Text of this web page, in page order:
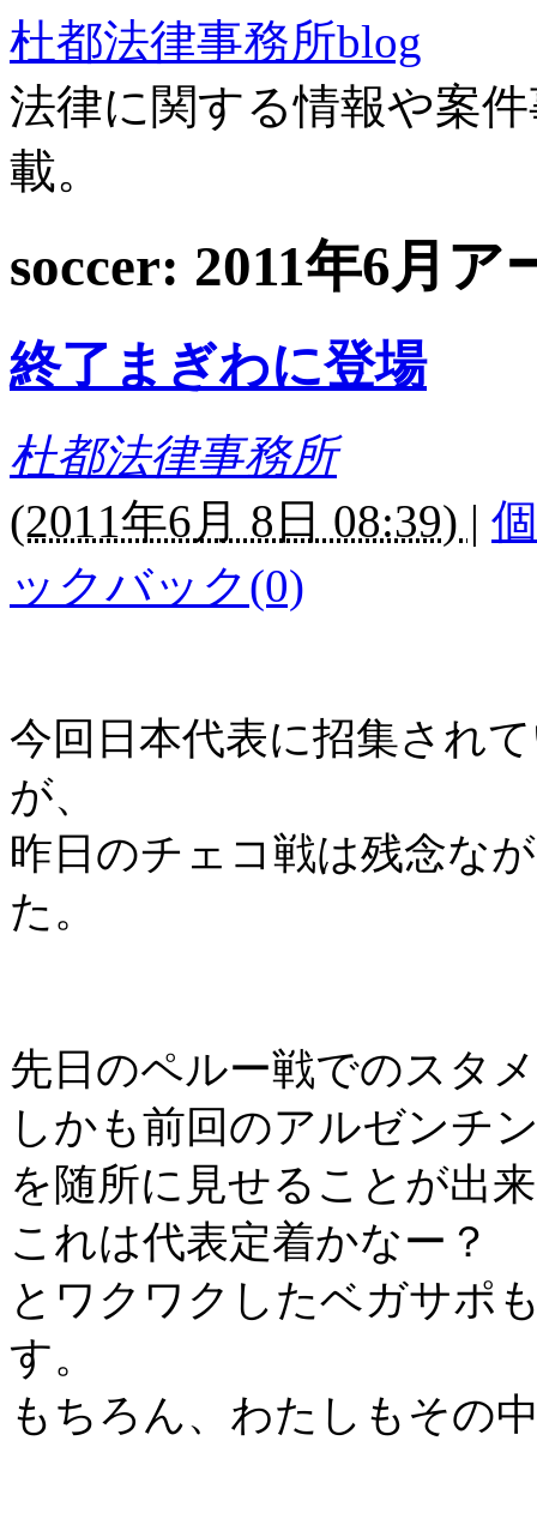
杜都法律事務所blog
法律に関する情報や案
載。
soccer: 2011年6月ア
終了まぎわに登場
杜都法律事務所
(2011年6月 8日 08:39) |
ックバック(0)
今回日本代表に招集され
が、
昨日のチェコ戦は残念な
た。
先日のペルー戦でのスタ
しかも前回のアルゼンチ
を随所に見せることが出
これは代表定着かなー？
とワクワクしたベガサポ
す。
もちろん、わたしもその